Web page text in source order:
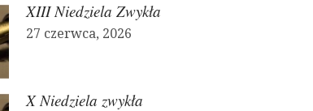
XIII Niedziela Zwykła
27 czerwca, 2026
X Niedziela zwykła